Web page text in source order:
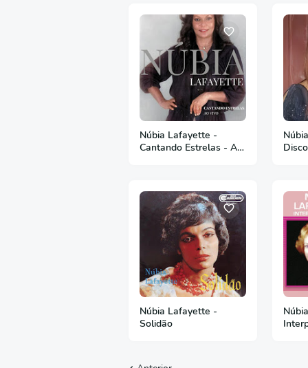
Núbia Lafayette -
Cantando Estrelas - Ao
Núbia Lafayette -
Solidão